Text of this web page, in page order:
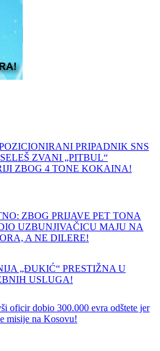
PRIPADNIK SNS
ZVANI „PITBUL“
ZBOG 4 TONE KOKAINA!
ZBOG PRIJAVE PET TONA
UZBUNJIVAČICU MAJU NA
A NE DILERE!
„ĐUKIĆ“ PRESTIŽNA U
USLUGA!
oficir dobio 300.000 evra odštete jer
misije na Kosovu!